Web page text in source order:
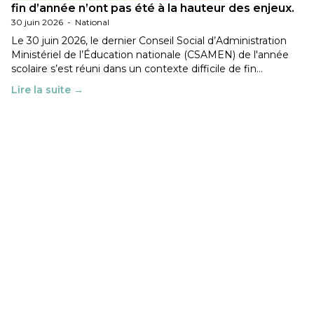
fin d’année n’ont pas été à la hauteur des enjeux.
30 juin 2026 - National
Le 30 juin 2026, le dernier Conseil Social d’Administration
Ministériel de l’Éducation nationale (CSAMEN) de l'année
scolaire s’est réuni dans un contexte difficile de fin…
Lire la suite →